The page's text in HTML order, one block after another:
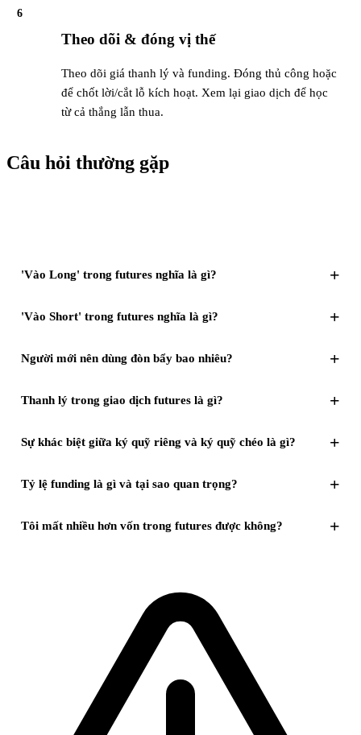
6
Theo dõi & đóng vị thế
Theo dõi giá thanh lý và funding. Đóng thủ công hoặc
để chốt lời/cắt lỗ kích hoạt. Xem lại giao dịch để học
từ cả thắng lẫn thua.
Câu hỏi thường gặp
'Vào Long' trong futures nghĩa là gì? +
'Vào Short' trong futures nghĩa là gì? +
Người mới nên dùng đòn bẩy bao nhiêu? +
Thanh lý trong giao dịch futures là gì? +
Sự khác biệt giữa ký quỹ riêng và ký quỹ chéo là gì? +
Tỷ lệ funding là gì và tại sao quan trọng? +
Tôi mất nhiều hơn vốn trong futures được không? +